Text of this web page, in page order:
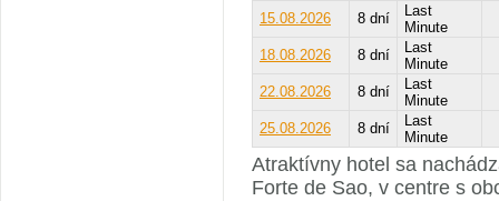
15.08.2026
8 dní
Last
Minute
18.08.2026
8 dní
Last
Minute
22.08.2026
8 dní
Last
Minute
25.08.2026
8 dní
Last
Minute
Atraktívny hotel sa
Forte de Sao, v centre s